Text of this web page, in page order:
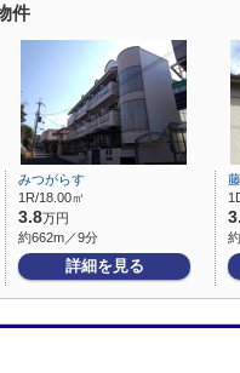
件
みつがらす
1R/18.00㎡
3.8万円
約662m／9分
詳細を見る